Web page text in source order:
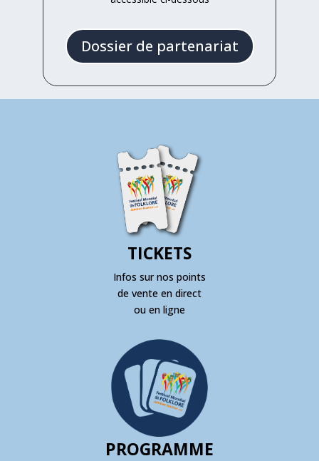
Dossier de partenariat
TICKETS
Infos sur nos points
de vente en direct
ou en ligne
PROGRAMME